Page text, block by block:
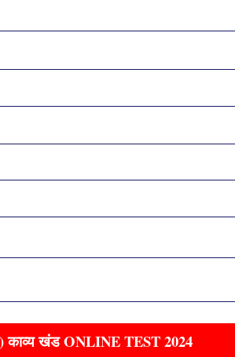
काव्य खंड ONLINE TEST 2024